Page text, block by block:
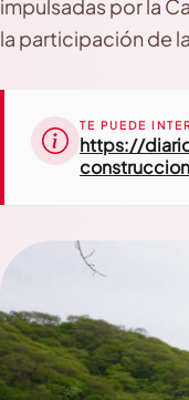
impulsadas por la
la participación de
TE PUEDE
https://